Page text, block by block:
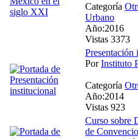
Categoría
Urbano
Año:2016
Vistas 3373
Presentación
PorInstituto
Categoría
Año:2014
Vistas 923
Curso sobre
de